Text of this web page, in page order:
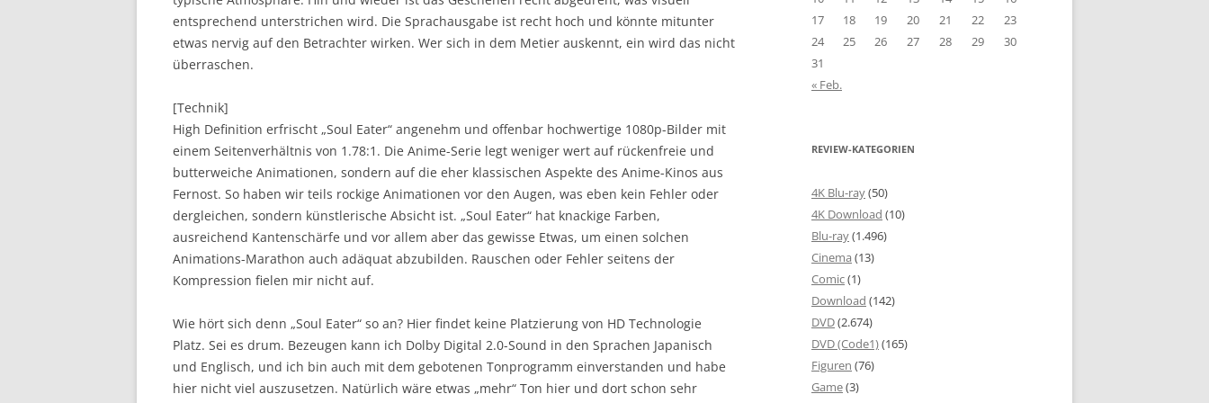
entsprechend unterstrichen wird. Die Sprachausgabe ist recht hoch und könnte mitunter
etwas nervig auf den Betrachter wirken. Wer sich in dem Metier auskennt, ein wird das nicht
überraschen.
[Technik]
High Definition erfrischt „Soul Eater“ angenehm und offenbar hochwertige 1080p-Bilder mit
einem Seitenverhältnis von 1.78:1. Die Anime-Serie legt weniger wert auf rückenfreie und
butterweiche Animationen, sondern auf die eher klassischen Aspekte des Anime-Kinos aus
Fernost. So haben wir teils rockige Animationen vor den Augen, was eben kein Fehler oder
dergleichen, sondern künstlerische Absicht ist. „Soul Eater“ hat knackige Farben,
ausreichend Kantenschärfe und vor allem aber das gewisse Etwas, um einen solchen
Animations-Marathon auch adäquat abzubilden. Rauschen oder Fehler seitens der
Kompression fielen mir nicht auf.
Wie hört sich denn „Soul Eater“ so an? Hier findet keine Platzierung von HD Technologie
Platz. Sei es drum. Bezeugen kann ich Dolby Digital 2.0-Sound in den Sprachen Japanisch
und Englisch, und ich bin auch mit dem gebotenen Tonprogramm einverstanden und habe
hier nicht viel auszusetzen. Natürlich wäre etwas „mehr“ Ton hier und dort schon sehr
17
18 19 20 21 22
23
24
25 26 27 28 29
30
31
« Feb.
REVIEW-KATEGORIEN
4K Blu-ray(50)
4K Download (10)
Blu-ray(1.496)
Cinema (13)
Comic(1)
Download (142)
DVD(2.674)
DVD (Code1)(165)
Figuren (76)
Game(3)